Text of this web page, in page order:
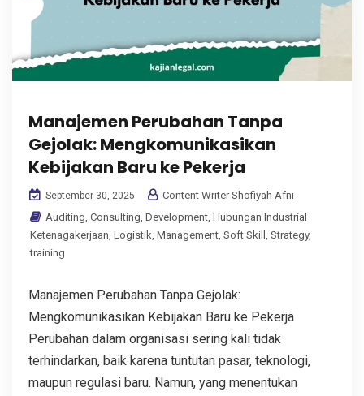
Manajemen Perubahan Tanpa
Gejolak: Mengkomunikasikan
Kebijakan Baru ke Pekerja
September 30, 2025
Content Writer Shofiyah Afni
Auditing, Consulting, Development, Hubungan Industrial
Ketenagakerjaan, Logistik, Management, Soft Skill , Strategy,
training
Manajemen Perubahan Tanpa Gejolak:
Mengkomunikasikan Kebijakan Baru ke Pekerja
Perubahan dalam organisasi sering kali tidak
terhindarkan, baik karena tuntutan pasar, teknologi,
maupun regulasi baru. Namun, yang menentukan